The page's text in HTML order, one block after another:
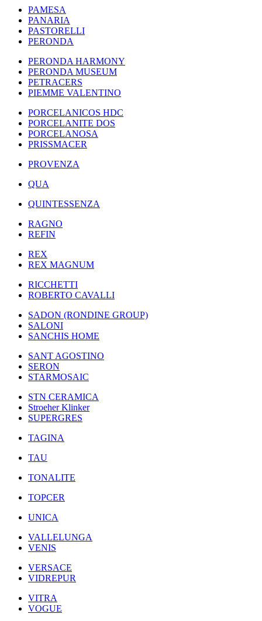
PAMESA
PANARIA
PASTORELLI
PERONDA
PERONDA HARMONY
PERONDA MUSEUM
PETRACERS
PIEMME VALENTINO
PORCELANICOS HDC
PORCELANITE DOS
PORCELANOSA
PRISSMACER
PROVENZA
QUA
QUINTESSENZA
RAGNO
REFIN
REX
REX MAGNUM
RICCHETTI
ROBERTO CAVALLI
SADON (RONDINE GROUP)
SALONI
SANCHIS HOME
SANT AGOSTINO
SERON
STARMOSAIC
STN CERAMICA
Stroeher Klinker
SUPERGRES
TAGINA
TAU
TONALITE
TOPCER
UNICA
VALLELUNGA
VENIS
VERSACE
VIDREPUR
VITRA
VOGUE